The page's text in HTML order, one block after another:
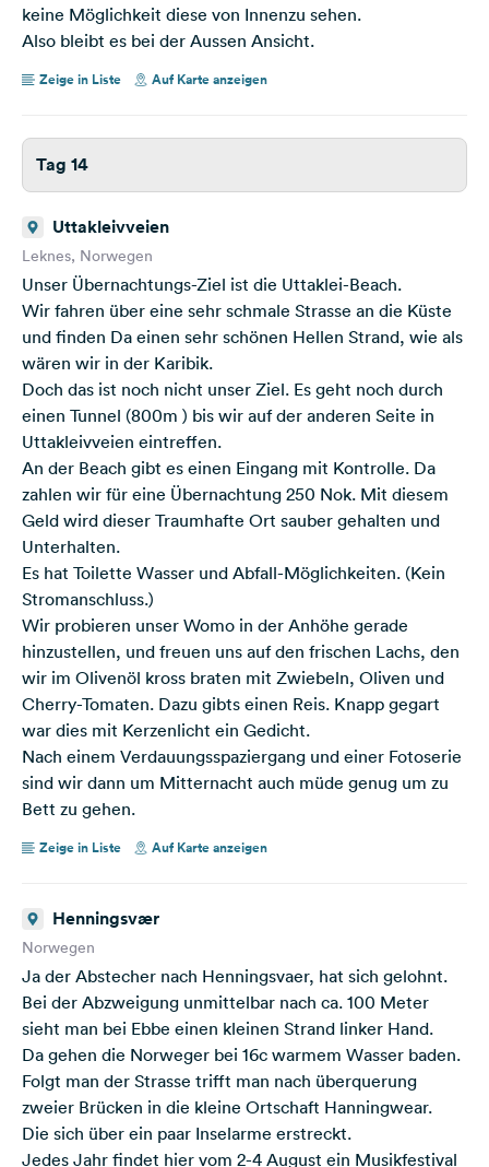
keine Möglichkeit diese von Innenzu sehen.
Also bleibt es bei der Aussen Ansicht.
Zeige in Liste Auf Karte anzeigen
Tag 14
Uttakleivveien
Leknes, Norwegen
Unser Übernachtungs-Ziel ist die Uttaklei-Beach.
Wir fahren über eine sehr schmale Strasse an die Küste
und finden Da einen sehr schönen Hellen Strand, wie als
wären wir in der Karibik.
Doch das ist noch nicht unser Ziel. Es geht noch durch
einen Tunnel (800m ) bis wir auf der anderen Seite in
Uttakleivveien eintreffen.
An der Beach gibt es einen Eingang mit Kontrolle. Da
zahlen wir für eine Übernachtung 250 Nok. Mit diesem
Geld wird dieser Traumhafte Ort sauber gehalten und
Unterhalten.
Es hat Toilette Wasser und Abfall-Möglichkeiten. (Kein
Stromanschluss.)
Wir probieren unser Womo in der Anhöhe gerade
hinzustellen, und freuen uns auf den frischen Lachs, den
wir im Olivenöl kross braten mit Zwiebeln, Oliven und
Cherry-Tomaten. Dazu gibts einen Reis. Knapp gegart
war dies mit Kerzenlicht ein Gedicht.
Nach einem Verdauungsspaziergang und einer Fotoserie
sind wir dann um Mitternacht auch müde genug um zu
Bett zu gehen.
Zeige in Liste Auf Karte anzeigen
Henningsvær
Norwegen
Ja der Abstecher nach Henningsvaer, hat sich gelohnt.
Bei der Abzweigung unmittelbar nach ca. 100 Meter
sieht man bei Ebbe einen kleinen Strand linker Hand.
Da gehen die Norweger bei 16c warmem Wasser baden.
Folgt man der Strasse trifft man nach überquerung
zweier Brücken in die kleine Ortschaft Hanningwear.
Die sich über ein paar Inselarme erstreckt.
Jedes Jahr findet hier vom 2-4 August ein Musikfestival